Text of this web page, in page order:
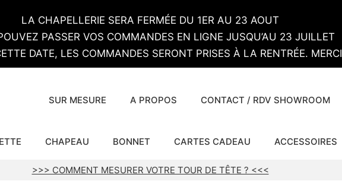
LA CHAPELLERIE SERA FERMÉE DU 1ER AU 23 AOUT
PASSER VOS COMMANDES EN LIGNE JUSQU’AU 23 JUILLET
DATE, LES COMMANDES SERONT PRISES À LA RENTRÉE. MERCI
SUR MESURE A PROPOS CONTACT / RDV SHOWROOM
CHAPEAU BONNET CARTES CADEAU ACCESSOIRES
>>> COMMENT MESURER VOTRE TOUR DE TÊTE ? <<<